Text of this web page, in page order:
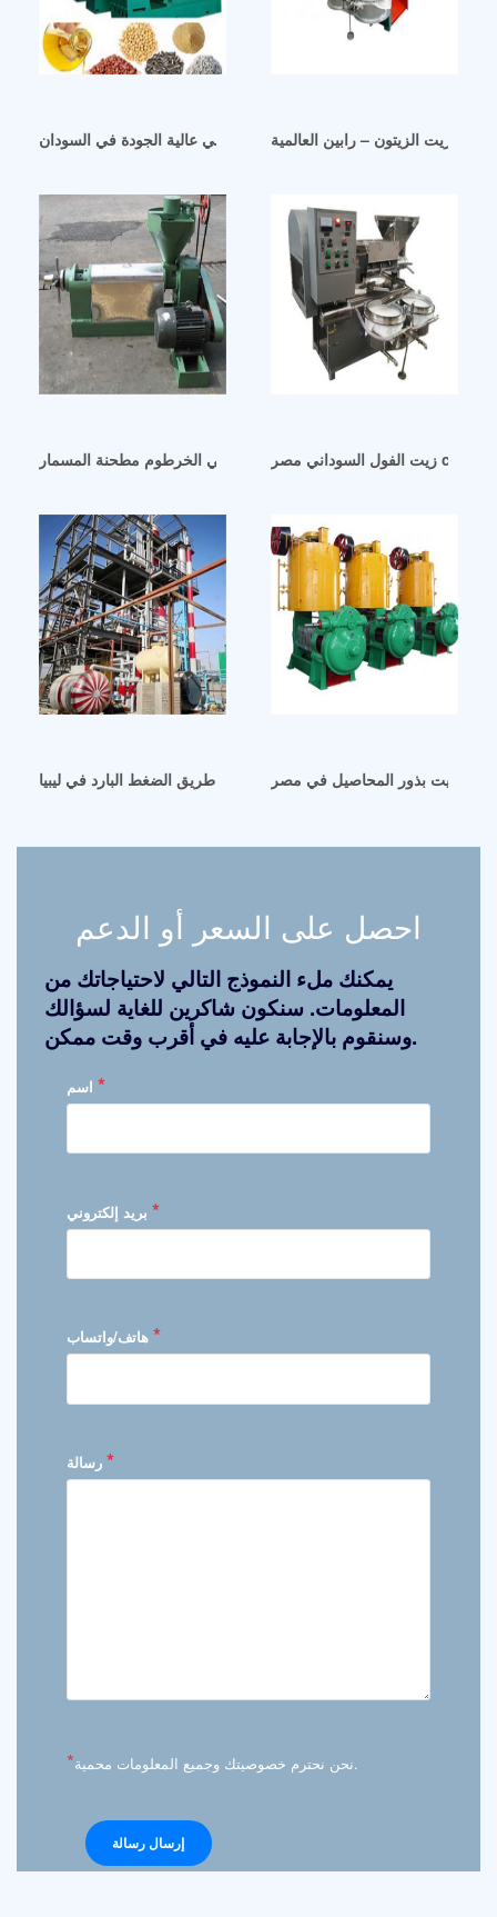
آلة عصر زيت الطهي عالية الجودة في السودانزيت الزيتون – رابين العالمية
آلة عصر زيت الفول السوداني الخرطوم مطحنة المسمار
تصنيع زيت فول الصويا مباشرة عن طريق الضغط البارد في ليبيا
عصر زيت بذور المحاصيل في مصر
احصل على السعر أو الدعم
يمكنك ملء النموذج التالي لاحتياجاتك من
المعلومات. سنكون شاكرين للغاية لسؤالك
وسنقوم بالإجابة عليه في أقرب وقت ممكن.
*
*
*
*
* نحن نحترم خصوصيتك وجميع المعلومات محمية.